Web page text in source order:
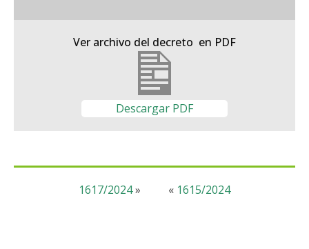
Ver archivo del decreto en PDF
Descargar PDF
« 1615/2024
1617/2024»